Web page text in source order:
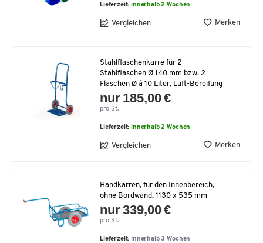
Lieferzeit:innerhalb 2 Wochen
Vergleichen Merken
Stahlflaschenkarre für 2
Stahlflaschen Ø 140 mm bzw. 2
Flaschen Ø á 10 Liter, Luft-Bereifung
nur 185,00 €
pro St.
Lieferzeit:innerhalb 2 Wochen
Vergleichen Merken
Handkarren, für den Innenbereich,
ohne Bordwand, 1130 x 535 mm
nur 339,00 €
pro St.
Lieferzeit: innerhalb 3 Wochen